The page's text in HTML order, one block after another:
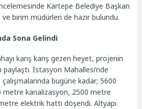
Kartepe Belediye Başkan
ve birim müdürleri de hazır bulundu.
Sona Gelindi
karış karış gezen heyet, projenin
İstasyon Mahallesi’nde
bugüne kadar; 5600
kanalizasyon, 2500 metre
elektrik hattı döşendi. Altyapı